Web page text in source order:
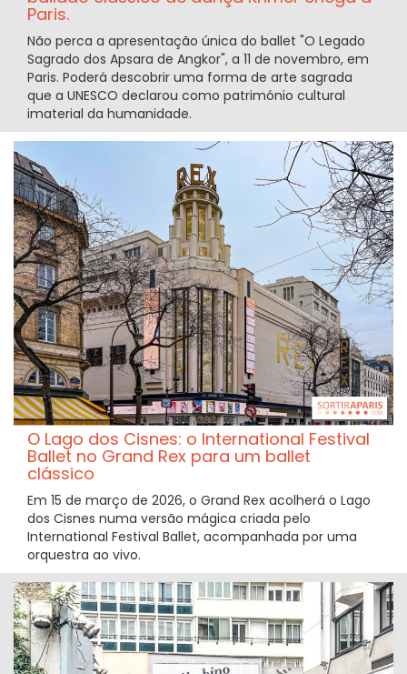
Paris.
Não perca a apresentação única do ballet "O Legado
Sagrado dos Apsara de Angkor", a 11 de novembro, em
Paris. Poderá descobrir uma forma de arte sagrada
que a UNESCO declarou como património cultural
imaterial da humanidade.
O Lago dos Cisnes: o International Festival
Ballet no Grand Rex para um ballet
clássico
Em 15 de março de 2026, o Grand Rex acolherá o Lago
dos Cisnes numa versão mágica criada pelo
International Festival Ballet, acompanhada por uma
orquestra ao vivo.